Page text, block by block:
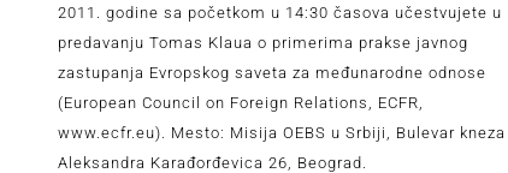
2011. godine sa početkom u 14:30 časova učestvujete u
predavanju Tomas Klaua o primerima prakse javnog
zastupanja Evropskog saveta za međunarodne odnose
(European Council on Foreign Relations, ECFR,
www.ecfr.eu). Mesto: Misija OEBS u Srbiji, Bulevar kneza
Aleksandra Karađorđevica 26, Beograd.